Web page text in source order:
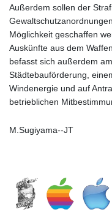
Außerdem sollen der
Möglichkeit geschaffen
Auskünfte aus dem
befasst sich außerdem
Städtebauförderung,
Windenergie und auf
betrieblichen
M.Sugiyama--JT